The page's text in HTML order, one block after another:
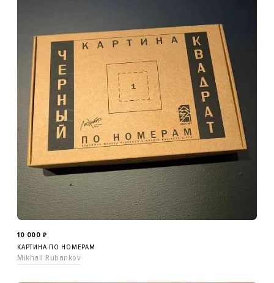
10 000 ₽
КАРТИНА ПО НОМЕРАМ
Mikhail Rubankov